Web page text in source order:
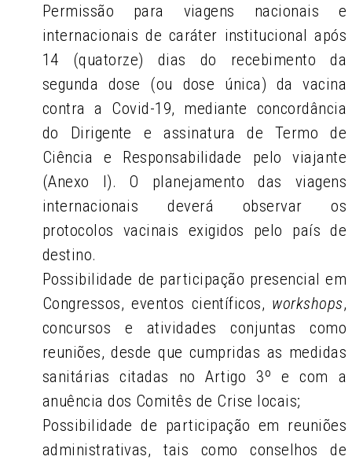
Permissão para viagens nacionais e
internacionais de caráter institucional após
14 (quatorze) dias do recebimento da
segunda dose (ou dose única) da vacina
contra a Covid-19, mediante concordância
do Dirigente e assinatura de Termo de
Ciência e Responsabilidade pelo viajante
(Anexo I). O planejamento das viagens
internacionais deverá observar os
protocolos vacinais exigidos pelo país de
destino.
Possibilidade de participação presencial em
Congressos, eventos científicos, workshops,
concursos e atividades conjuntas como
reuniões, desde que cumpridas as medidas
sanitárias citadas no Artigo 3º e com a
anuência dos Comitês de Crise locais;
Possibilidade de participação em reuniões
administrativas, tais como conselhos de